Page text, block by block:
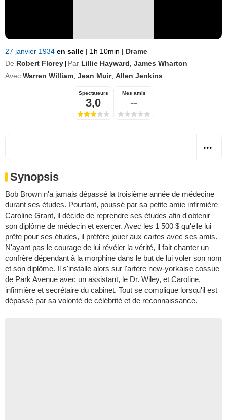
27 janvier 1934 en salle | 1h 10min | Drame
De Robert Florey Par Lillie Hayward James Wharton
Avec Warren William Jean Muir, Allen Jenkins
Spectateurs
3,0
Mes amis
--
Synopsis
Bob Brown n'a jamais dépassé la troisième année de médecine
durant ses études. Pourtant, poussé par sa petite amie infirmière
Caroline Grant, il décide de reprendre ses études afin d'obtenir
son diplôme de médecin et exercer. Avec les 1 500 $ qu'elle lui
prête pour ses études, il préfère jouer aux cartes avec ses amis.
N'ayant pas le courage de lui révéler la vérité, il fait chanter un
confrère dépendant à la morphine dans le but de lui voler son nom
et son diplôme. Il s'installe alors sur l'artère new-yorkaise cossue
de Park Avenue avec un assistant, le Dr. Wiley, et Caroline,
infirmière et secrétaire du cabinet. Tout se complique lorsqu'il est
dépassé par sa volonté de célébrité et de reconnaissance.